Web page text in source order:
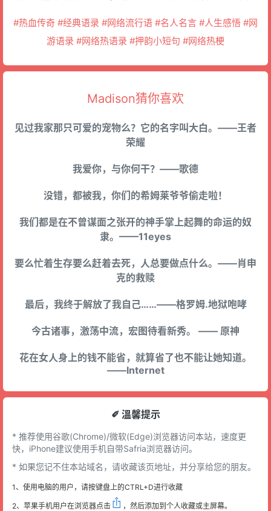
#热血传奇 #经典语录 #网络流行语 #名人名言 #人生感悟 #网
游语录 #网络热语录 #押韵小短句 #网络热梗
Madison猜你喜欢
见过我家那只可爱的宠物么？它的名字叫大白。——王者
荣耀
我爱你，与你何干？——歌德
没错，都被我，你们的希姆莱爷爷偷走啦！
我们都是在不曾谋面之张开的神手掌上起舞的命运的奴
隶。——11eyes
要么忙着生存要么赶着去死，人总要做点什么。——肖申
克的救赎
最后，我终于解放了我自己……——格罗姆.地狱咆哮
今古诸事，激荡中流，宏图待看新秀。 —— 原神
花在女人身上的钱不能省，就算省了也不能让她知道。
——Internet
✐ 溫馨提示
* 推荐使用谷歌(Chrome)/微软(Edge)浏览器访问本站，速度更
快，iPhone建议使用手机自带Safria浏览器访问。
* 如果您记不住本站域名，请收藏该页地址，并分享给您的朋友。
1、使用电脑的用户，请按键盘上的CTRL+D进行收藏
2、苹果手机用户在浏览器点击 ，然后添加到个人收藏或主屏幕。